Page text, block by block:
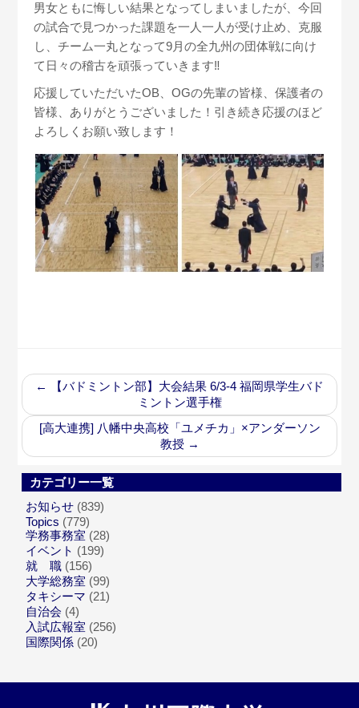
男女ともに悔しい結果となってしまいましたが、今回
の試合で見つかった課題を一人一人が受け止め、克服
し、チーム一丸となって9月の全九州の団体戦に向け
て日々の稽古を頑張っていきます‼︎
応援していただいたOB、OGの先輩の皆様、保護者の
皆様、ありがとうございました！引き続き応援のほど
よろしくお願い致します！
←
【バドミントン部】大会結果 6/3-4 福岡県学生バド
ミントン選手権
[高大連携] 八幡中央高校「ユメチカ」×アンダーソン
教授 →
カテゴリー一覧
お知らせ (839)
Topics (779)
学務事務室 (28)
イベント (199)
就 職 (156)
大学総務室 (99)
タキシーマ (21)
自治会 (4)
入試広報室 (256)
国際関係 (20)